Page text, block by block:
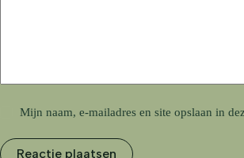
Mijn naam, e-mailadres en site opslaan in
Reactie plaatsen